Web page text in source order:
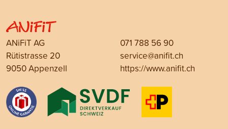
ANiFiT AG
Rütistrasse 20
9050 Appenzell
071 788 56 90
service@anifit.ch
https://www.anifit.ch